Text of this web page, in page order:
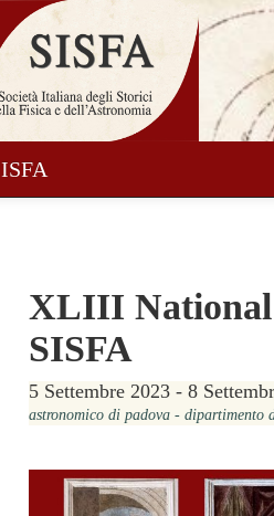
Attività
Pubblicazioni
Notizie
Contatti
XLIII National
SISFA
5 Settembre 2023 - 8
astronomico di padova - dipartimento